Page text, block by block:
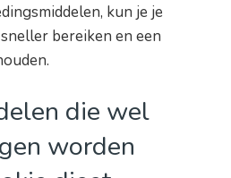
kun je je
bereiken en een
die wel
worden